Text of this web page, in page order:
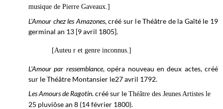
musique de Pierre Gaveaux.]
L'Amour chez les Amazones, créé sur le Théâtre de la Gaîté le 19
germinal an 13 [9 avril 1805].
[Auteu r et genre inconnus.]
L'Amour par ressemblance, opéra nouveau en deux actes, créé
sur le Théâtre Montansier le27 avril 1792.
Les Amours de Ragotin. créé sur le Théâtre des Jeunes Artistes le
25 pluviôse an 8 (14 février 1800).